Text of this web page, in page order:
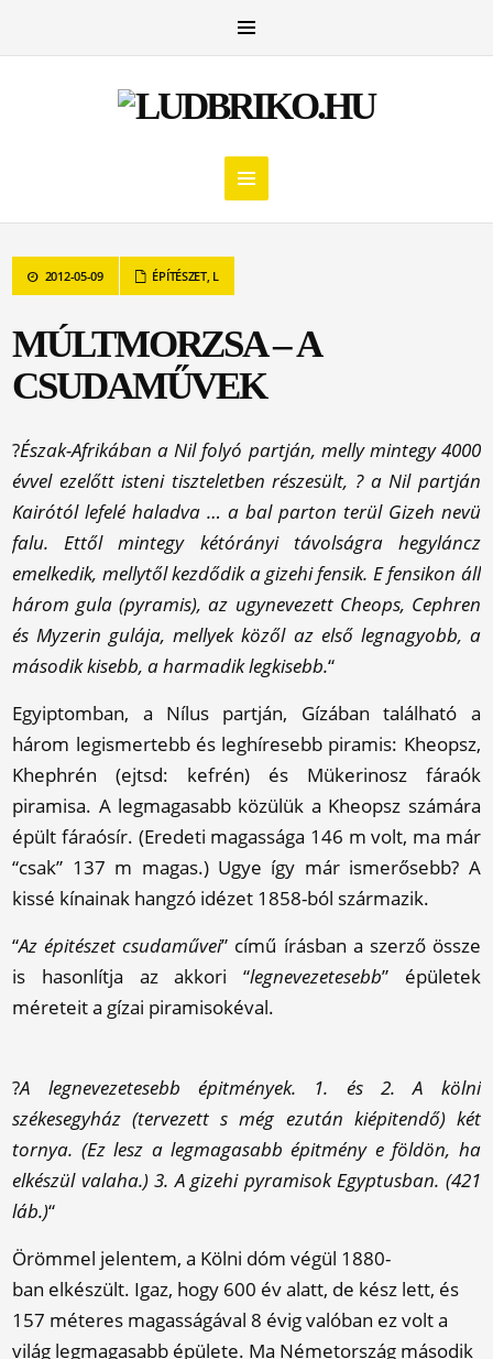
2012-05-09 ÉPÍTÉSZET, L
MÚLTMORZSA – A
CSUDAMŰVEK
?Észak-Afrikában a Nil folyó partján, melly mintegy 4000
évvel ezelőtt isteni tiszteletben részesült, ? a Nil partján
Kairótól lefelé haladva … a bal parton terül Gizeh nevü
falu. Ettől mintegy kétórányi távolságra hegyláncz
emelkedik, mellytől kezdődik a gizehi fensik. E fensikon áll
három gula (pyramis), az ugynevezett Cheops, Cephren
és Myzerin gulája, mellyek közől az első legnagyobb, a
második kisebb, a harmadik legkisebb.“
Egyiptomban, a Nílus partján, Gízában található a
három legismertebb és leghíresebb piramis: Kheopsz,
Khephrén (ejtsd: kefrén) és Mükerinosz fáraók
piramisa. A legmagasabb közülük a Kheopsz számára
épült fáraósír. (Eredeti magassága 146 m volt, ma már
“csak” 137 m magas.) Ugye így már ismerősebb? A
kissé kínainak hangzó idézet 1858-ból származik.
“Az épitészet csudaművei” című írásban a szerző össze
is hasonlítja az akkori “legnevezetesebb” épületek
méreteit a gízai piramisokéval.
?A legnevezetesebb épitmények. 1. és 2. A kölni
székesegyház (tervezett s még ezután kiépitendő) két
tornya. (Ez lesz a legmagasabb épitmény e földön, ha
elkészül valaha.)3. A gizehi pyramisok Egyptusban. (421
láb.)“
Örömmel jelentem, a Kölni dóm végül 1880-
ban elkészült. Igaz, hogy 600 év alatt, de kész lett, és
157 méteres magasságával 8 évig valóban ez volt a
világ legmagasabb épülete. Ma Németország második